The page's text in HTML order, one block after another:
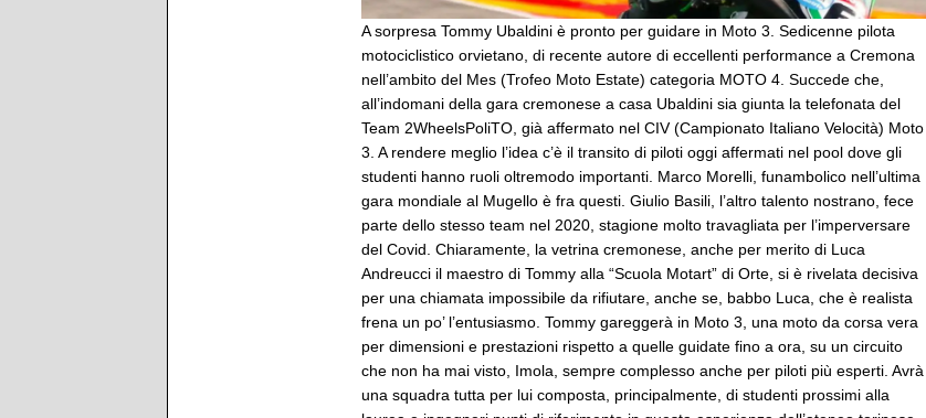
A sorpresa Tommy Ubaldini è pronto per guidare in Moto 3. Sedicenne pilota
motociclistico orvietano, di recente autore di eccellenti performance a Cremona
nell’ambito del Mes (Trofeo Moto Estate) categoria MOTO 4. Succede che,
all’indomani della gara cremonese a casa Ubaldini sia giunta la telefonata del
Team 2WheelsPoliTO, già affermato nel CIV (Campionato Italiano Velocità) Moto
3. A rendere meglio l’idea c’è il transito di piloti oggi affermati nel pool dove gli
studenti hanno ruoli oltremodo importanti. Marco Morelli, funambolico nell’ultima
gara mondiale al Mugello è fra questi. Giulio Basili, l’altro talento nostrano, fece
parte dello stesso team nel 2020, stagione molto travagliata per l’imperversare
del Covid. Chiaramente, la vetrina cremonese, anche per merito di Luca
Andreucci il maestro di Tommy alla “Scuola Motart” di Orte, si è rivelata decisiva
per una chiamata impossibile da rifiutare, anche se, babbo Luca, che è realista
frena un po’ l’entusiasmo. Tommy gareggerà in Moto 3, una moto da corsa vera
per dimensioni e prestazioni rispetto a quelle guidate fino a ora, su un circuito
che non ha mai visto, Imola, sempre complesso anche per piloti più esperti. Avrà
una squadra tutta per lui composta, principalmente, di studenti prossimi alla